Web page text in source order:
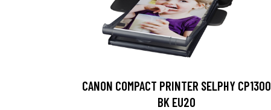
CANON COMPACT PRINTER SELPHY CP1300
BK EU20